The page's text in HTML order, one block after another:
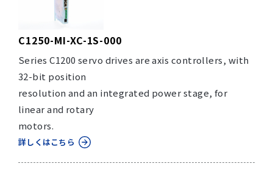
C1250-MI-XC-1S-000
Series C1200 servo drives are axis controllers, with
32-bit position
resolution and an integrated power stage, for
linear and rotary
motors.
詳しくはこちら